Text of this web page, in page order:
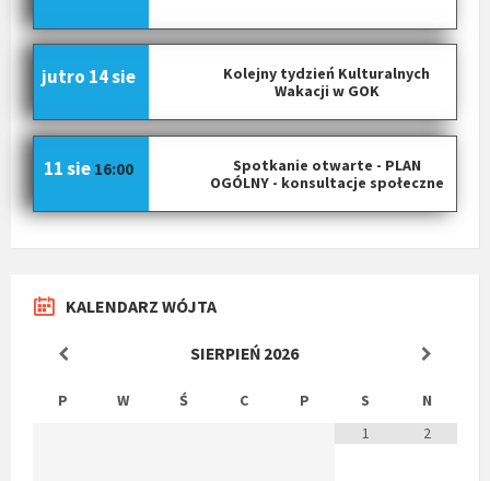
Kolejny tydzień Kulturalnych
Wakacji w GOK
jutro 14 sie
Spotkanie otwarte - PLAN
OGÓLNY - konsultacje społeczne
11 sie 16:00
KALENDARZ WÓJTA
SIERPIEŃ 2026
P W Ś C P S
N
1
2